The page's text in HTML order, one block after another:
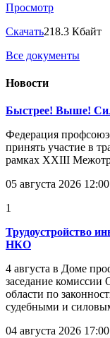
Просмотр
Скачать218.3 Кбайт
Все документы
Новости
Быстрее! Выше!
Федерация
принять участие в
рамках XXIII
05 августа 2026 12:00
1
Трудоустройство
НКО
4 августа в Доме
заседание
области по
судебными и
04 августа 2026 17:00